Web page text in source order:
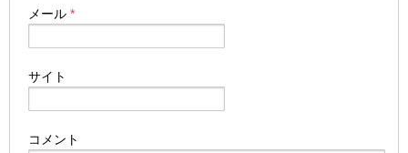
メール *
サイト
コメント